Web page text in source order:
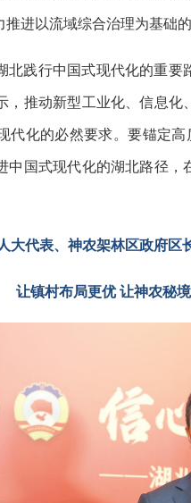
进以流域综合治理为基础
北践行中国式现代化的重
，推动新型工业化、信息
代化的必然要求。要锚定高
中国式现代化的湖北路径
大代表、神农架林区政府
让镇村布局更优 让神农秘